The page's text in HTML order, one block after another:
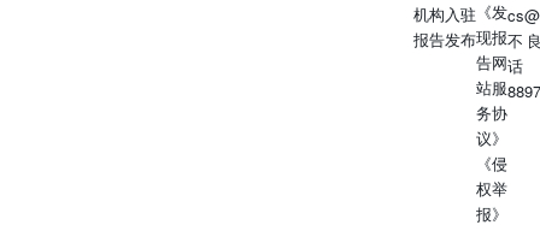
情况下，交割品牌持货商交仓意愿极高，仍需关注交仓移库
带来的社会库存增幅预期兑现情况。短期来看，再生精铅减
产预期下价格支撑明显，短期铅价或仍将延续高位震荡。
锌 周五夜盘沪锌主力收跌1.05%，伦锌收涨1.20%。海外市
场，随着锌价走高，Budel冶炼厂和Tara矿开启复产，海外
供应端存在修复预期。国内供应面，近期锌精矿加工费持续
下降，冶炼厂成本对锌价支撑较强，整体供应偏紧；4月因
冶炼厂检修较多，SMM精炼锌产量环比下降3.99%，同比下
降6.56%，预计前期检修的厂家恢复生产将为5月生产带来
机构入驻
报告发布
《发
现报
告网
站服
务协
议》
《侵
权举
报》
不